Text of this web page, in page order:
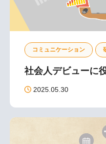
研究ノート
導入事例(1) 照明制
迷惑メール(4) マル
お役立ち資料(10)
スマートコミュニケーション
コミュニケーション
社会人デビューに
2025.05.30